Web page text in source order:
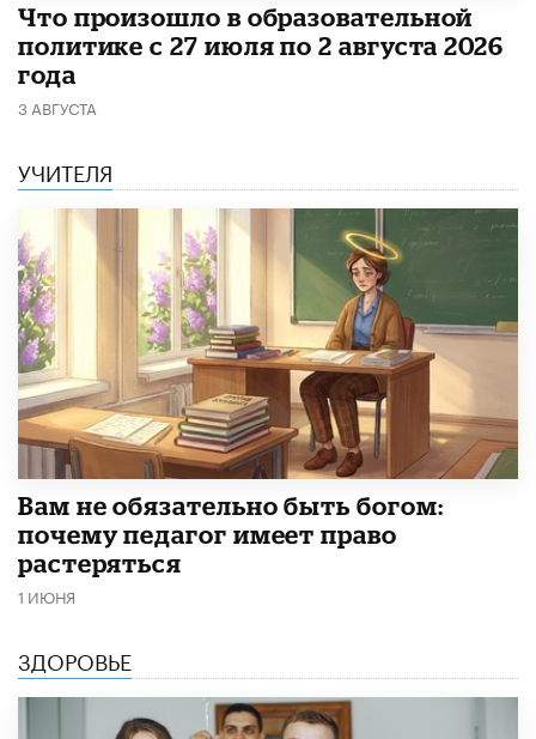
​Что произошло в образовательной
политике с 27 июля по 2 августа 2026
года
3 АВГУСТА
УЧИТЕЛЯ
​Вам не обязательно быть богом:
почему педагог имеет право
растеряться
1 ИЮНЯ
ЗДОРОВЬЕ